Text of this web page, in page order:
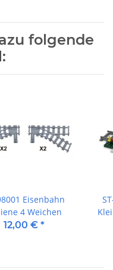
folgende
Eisenbahn
4 Weichen
12,00 € *